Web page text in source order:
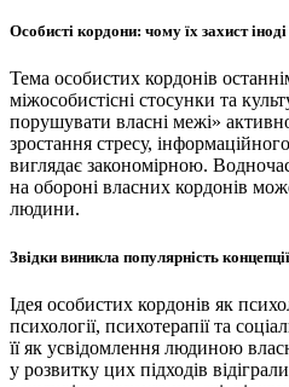
Особисті кордони: чому їх захист
Тема особистих кордонів останніми роками стала однією з центральних у публічних дискусіях про психічне здоров’я,
міжособистісні стосунки та
порушувати власні межі»
зростання стресу,
виглядає закономірною.
на обороні власних кордонів
людини.
Звідки виникла популярність
Ідея особистих кордонів як
психології, психотерапії та
її як усвідомлення людиною
у розвитку цих підходів